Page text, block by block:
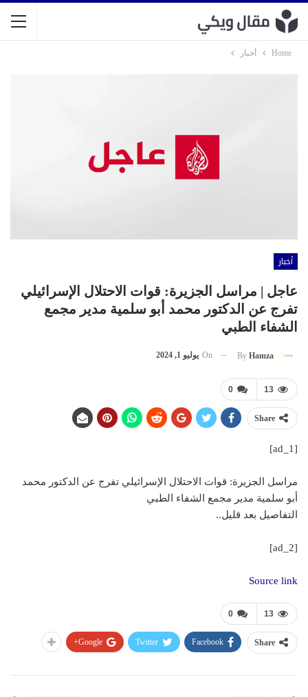
Home أخبار
أخبار
عاجل | مراسل الجزيرة: قوات الاحتلال الإسرائيلي
تفرج عن الدكتور محمد أبو سلمية مدير مجمع
الشفاء الطبي
By Hamza
On يوليو 1, 2024
0 13
Share
[ad_1]
مراسل الجزيرة: قوات الاحتلال الإسرائيلي تفرج عن الدكتور محمد
أبو سلمية مدير مجمع الشفاء الطبي
التفاصيل بعد قليل..
[ad_2]
Source link
0 13
Share
Facebook
Twitter
Google+